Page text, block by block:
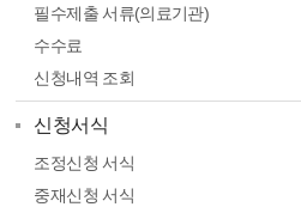
필수제출 서류(의료기관)
수수료
신청내역 조회
신청서식
조정신청 서식
중재신청 서식